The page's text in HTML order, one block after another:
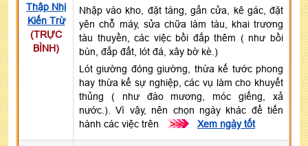
Thập Nhị
Kiến Trừ
(TRỰC
BÌNH)
Nhập vào kho, đặt táng, gắn cửa, kê gác, đặt
yên chỗ máy, sửa chữa làm tàu, khai trương
tàu thuyền, các việc bồi đắp thêm ( như bồi
bùn, đắp đất, lót đá, xây bờ kè.)
Lót giường đóng giường, thừa kế tước phong
hay thừa kế sự nghiệp, các vụ làm cho khuyết
thủng ( như đào mương, móc giếng, xả
nước.). Vì vậy, nên chọn ngày khác để tiến
hành các việc trên
>>> Xem ngày tốt